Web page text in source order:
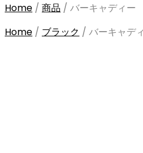
Home / 商品 / バーキャディー
Home / ブラック / バーキャデ